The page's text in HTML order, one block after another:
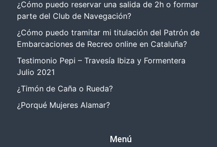
¿Cómo puedo reservar una salida de 2h o formar
parte del Club de Navegación?
¿Cómo puedo tramitar mi titulación del Patrón de
Embarcaciones de Recreo online en Cataluña?
Testimonio Pepi – Travesía Ibiza y Formentera
Julio 2021
¿Timón de Caña o Rueda?
¿Porqué Mujeres Alamar?
Menú